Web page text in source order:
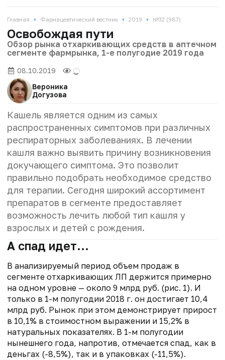
Главная • Фармацевтический вестник • 2019 • №32 (987)
Освобождая пути
Обзор рынка отхаркивающих средств в аптечном
сегменте фармрынка, 1-е полугодие 2019 года
08.10.2019
Вероника
Догузова
Кашель является одним из самых
распространенных симптомов при различных
респираторных заболеваниях. В лечении
кашля важно выявить причину возникновения
докучающего симптома. Это позволит
правильно подобрать необходимое средство
для терапии. Сегодня широкий ассортимент
препаратов в сегменте предоставляет
возможность лечить любой тип кашля у
взрослых и детей с рождения.
А спад идет…
В анализируемый период объем продаж в
сегменте отхаркивающих ЛП держится примерно
на одном уровне — около 9 млрд руб. (рис. 1). И
только в 1-м полугодии 2018 г. он достигает 10,4
млрд руб. Рынок при этом демонстрирует прирост
в 10,1% в стоимостном выражении и 15,2% в
натуральных показателях. В 1-м полугодии
нынешнего года, напротив, отмечается спад, как в
деньгах (-8,5%), так и в упаковках (-11,5%).